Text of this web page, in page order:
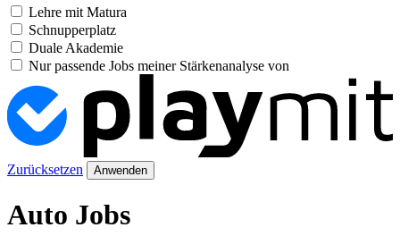
Lehre mit Matura
Schnupperplatz
Duale Akademie
Nur passende Jobs meiner Stärkenanalyse von
Zurücksetzen Anwenden
Auto Jobs